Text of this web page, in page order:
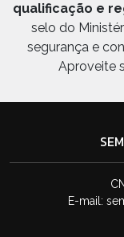
qualificação e
selo do
segurança e
Aproveite
E-mail: